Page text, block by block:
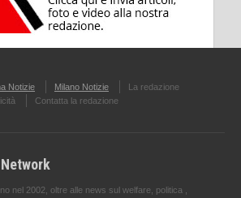
Notizie Milano Notizie
La redazione
Contatta la redazione
nel 2002, oltre alle news sul welfare, politica ,